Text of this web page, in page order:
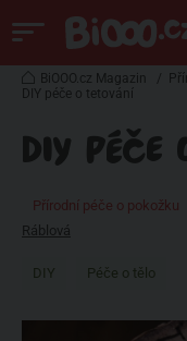
BiOOO.cz Magazin /
DIY péče o tetování
DIY PÉČE
Přírodní péče o pokožku
Ráblová
DIY Péče o tělo